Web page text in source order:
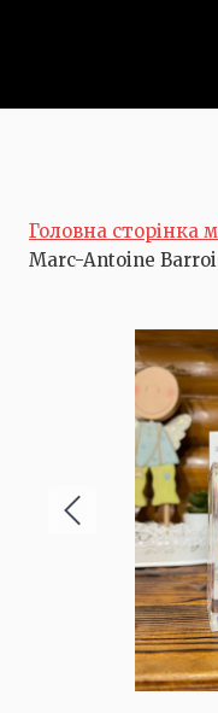
Головна сторінка
Marc-Antoine